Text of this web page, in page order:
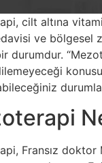
cilt altına
ve bölgesel
durumdur.
Fransız